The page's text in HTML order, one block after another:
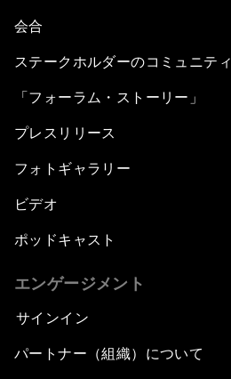
会合
ステークホルダーのコミュニティ
「フォーラム・ストーリー」
プレスリリース
フォトギャラリー
ビデオ
ポッドキャスト
エンゲージメント
サインイン
パートナー（組織）について